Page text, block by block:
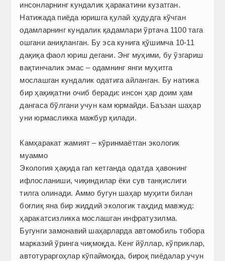
инсонларнинг кундалик ҳаракатини кузатган.
Натижада пиёда юришга қулай ҳудудга кўчган
одамларнинг кундалик қадамлари ўртача 1100 тага
ошгани аниқланган. Бу эса кунига қўшимча 10-11
дақиқа фаол юриш дегани. Энг муҳими, бу ўзгариш
вақтинчалик эмас – одамнинг янги муҳитга
мослашган кундалик одатига айланган. Бу натижа
бир ҳақиқатни очиб беради: инсон ҳар доим ҳам
дангаса бўлгани учун кам юрмайди. Баъзан шаҳар
уни юрмасликка мажбур қилади.
Камҳаракат жамият – кўринмаётган экологик
муаммо
Экология ҳақида гап кетганда одатда ҳавонинг
ифлосланиши, чиқиндилар ёки сув танқислиги
тилга олинади. Аммо бугун шаҳар муҳити билан
боғлиқ яна бир жиддий экологик таҳдид мавжуд:
ҳаракатсизликка мослашган инфратузилма.
Бугунги замонавий шаҳарларда автомобиль тобора
марказий ўринга чиқмоқда. Кенг йўллар, кўприклар,
автотураргоҳлар кўпаймоқда, бироқ пиёдалар учун